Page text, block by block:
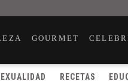
GOURMET
RECETAS